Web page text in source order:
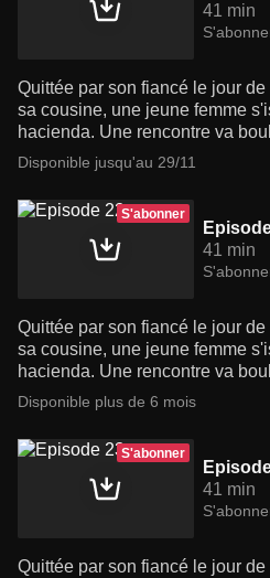
41 min
Quittée par son fiancé le jour
sa cousine, une jeune femme
hacienda. Une rencontre va
Disponible jusqu'au 29/11
S'abonner
41 min
Quittée par son fiancé le jour
sa cousine, une jeune femme
hacienda. Une rencontre va
Disponible plus de 6 mois
S'abonner
41 min
Quittée par son fiancé le jour